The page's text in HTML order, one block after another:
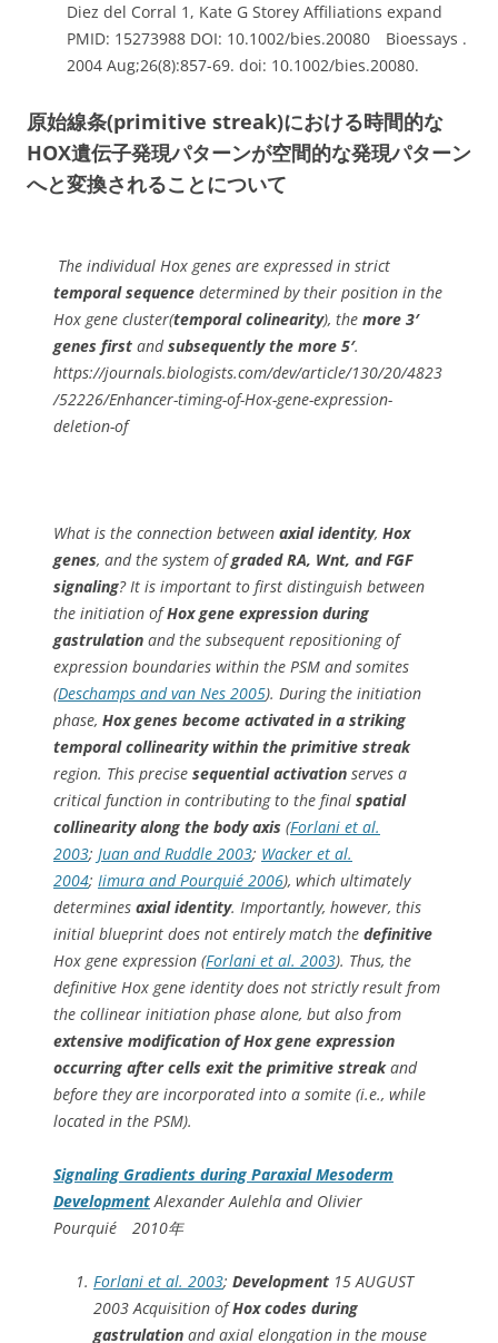
Diez del Corral 1, Kate G Storey Affiliations expand
PMID: 15273988 DOI: 10.1002/bies.20080 Bioessays .
2004 Aug;26(8):857-69. doi: 10.1002/bies.20080.
原始線条(primitive streak)における時間的な
HOX遺伝子発現パターンが空間的な発現パターン
へと変換されることについて
The individual Hox genes are expressed in strict
temporal sequence determined by their position in the
Hox gene cluster(temporal colinearity), the more 3′
genes first andsubsequently the more 5′.
https://journals.biologists.com/dev/article/130/20/4823
/52226/Enhancer-timing-of-Hox-gene-expression-
deletion-of
What is the connection between axial identity, Hox
genes, and the system ofgraded RA, Wnt, and FGF
signaling? It is important to first distinguish between
the initiation ofHox gene expression during
gastrulation and the subsequent repositioning of
expression boundaries within the PSM and somites
(Deschamps and van Nes 2005). During the initiation
phase, Hox genes become activated in a striking
temporal collinearity within the primitive streak
region. This precise sequential activation serves a
critical function in contributing to the final spatial
collinearity along the body axis (Forlani et al.
2003; Juan and Ruddle 2003; Wacker et al.
2004; Iimura and Pourquié 2006), which ultimately
determines axial identity. Importantly, however, this
initial blueprint does not entirely match the definitive
Hox gene expression (Forlani et al. 2003). Thus, the
definitive Hox gene identity does not strictly result from
the collinear initiation phase alone, but also from
extensive modification of Hox gene expression
occurring after cells exit the primitive streakand
before they are incorporated into a somite (i.e., while
located in the PSM).
Signaling Gradients during Paraxial Mesoderm
DevelopmentAlexander Aulehla and Olivier
Pourquié 2010年
Forlani et al. 2003; Development 15 AUGUST
2003 Acquisition ofHox codes during
gastrulation and axial elongation in the mouse